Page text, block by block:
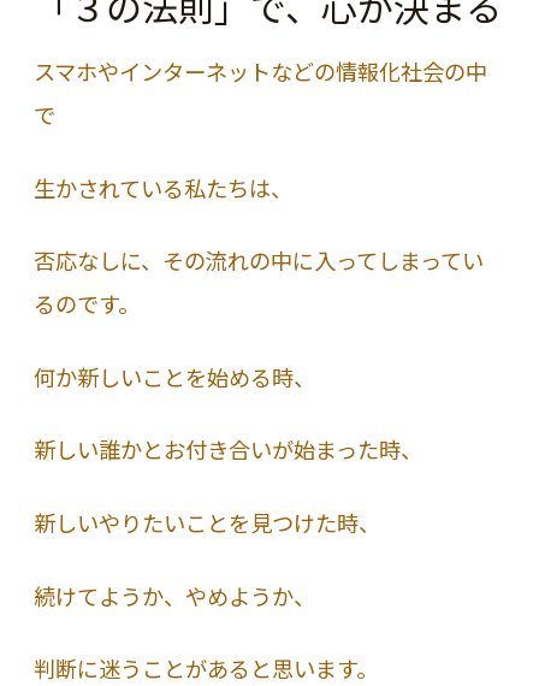
スマホやインターネットなどの情報化社会の中
で
生かされている私たちは、
否応なしに、その流れの中に入ってしまってい
るのです。
何か新しいことを始める時、
新しい誰かとお付き合いが始まった時、
新しいやりたいことを見つけた時、
続けてようか、やめようか、
判断に迷うことがあると思います。